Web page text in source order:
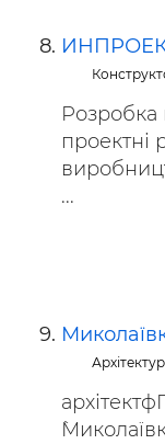
Розробка
проектні
...